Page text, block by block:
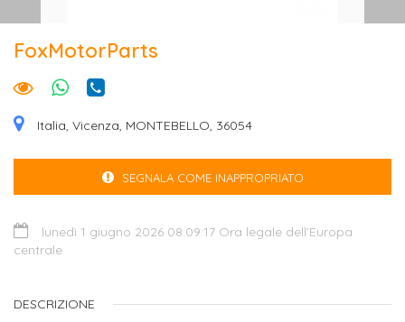
FoxMotorParts
Italia, Vicenza, MONTEBELLO, 36054
SEGNALA COME INAPPROPRIATO
lunedì 1 giugno 2026 08:09:17 Ora legale dell’Europa
centrale
DESCRIZIONE